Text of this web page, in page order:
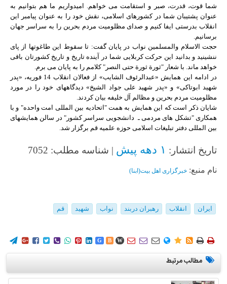
شما قوت، قدرت، صبر و استقامت می خواهم. امیدواریم ما هم بتوانیم به
عنوان پشتیبان شما در کشورهای اسلامی، نقش خود را به عنوان پیامبر این
انقلاب بدرستی ایفا کنیم و صدای مظلومیت مردم بحرین را به سراسر جهان
برسانیم.
حجت الاسلام والمسلمین نواب در پایان گفت: تا سقوط این طاغوت‏ها از پای
ننشینید و بدانید این حرکت کربلایی شما در آینده تاریخ و تاریخ کشورتان باقی
خواهد ماند. با شعار "ثورة ثورة حتی النصر" کلامم را به پایان می برم.
در ادامه این همایش «عبدالرئوف الشایب» از فعالان انقلاب 14 فوریه، «پدر
شهید ابوتاکی» و «پدر شهید علی جواد الشیخ» دیدگاه‏های خود را در مورد
مظلومیت مردم بحرین و مظالم آل خلیفه بیان کردند.
شایان ذکر است که این همایش به همت "اتحادیه بین المللی امت واحده" و با
همکاری "تشکل های مردمی ـ دانشجویی سراسر کشور" در سالن همایش‏های
بین المللی دفتر تبلیغات اسلامی حوزه علمیه قم برگزار شد.
تاریخ انتشار: ۱ دهه پیش | شناسه مطلب: 7052
نام منبع: خبرگزاری اهل بیت(ابنا)
ایران انقلاب رهبران دربند نواب شهید قم
        G B W        
مطالب مرتبط